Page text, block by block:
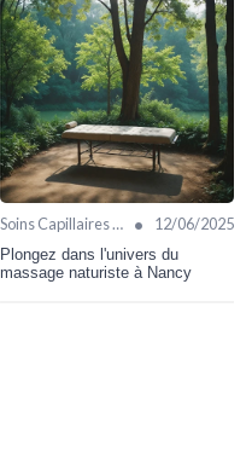
Soins Capillaires Bio • 12/06/2025
Plongez dans l'univers du
massage naturiste à Nancy